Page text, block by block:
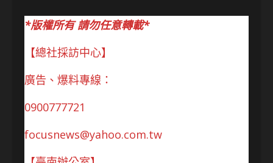
*版權所有 請勿任意轉載*
【總社採訪中心】
廣告、爆料專線：
0900777721
focusnews@yahoo.com.tw